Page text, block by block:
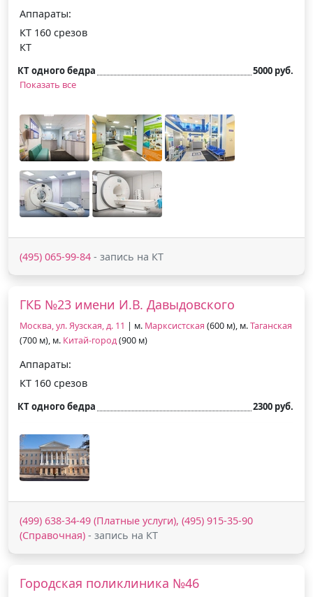
Аппараты:
КТ 160 срезов
КТ
КТ одного бедра
5000 руб.
Показать все
(495) 065-99-84 - запись на КТ
ГКБ №23 имени И.В. Давыдовского
Москва, ул. Яузская, д. 11 | м. Марксистская (600 м), м.Таганская
(700 м), м. Китай-город(900 м)
Аппараты:
КТ 160 срезов
КТ одного бедра 2300 руб.
(499) 638-34-49 (Платные услуги), (495) 915-35-90
(Справочная) - запись на КТ
Городская поликлиника №46